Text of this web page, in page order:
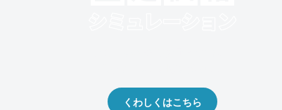
くわしくはこちら